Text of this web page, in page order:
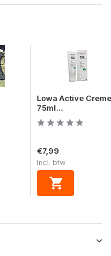
Lowa Active Creme
75ml...
€7,99
Incl. btw